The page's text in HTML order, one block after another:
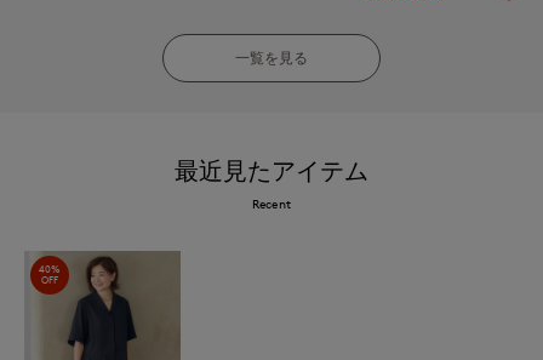
一覧を見る
最近見たアイテム
Recent
40%
OFF